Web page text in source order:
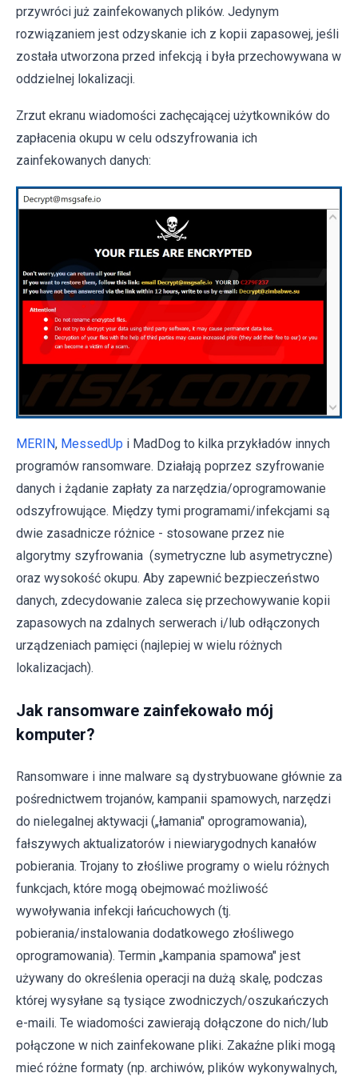
przywróci już zainfekowanych plików. Jedynym
rozwiązaniem jest odzyskanie ich z kopii zapasowej, jeśli
została utworzona przed infekcją i była przechowywana w
oddzielnej lokalizacji.
Zrzut ekranu wiadomości zachęcającej użytkowników do
zapłacenia okupu w celu odszyfrowania ich
zainfekowanych danych:
MERIN, MessedUp i MadDog to kilka przykładów innych
programów ransomware. Działają poprzez szyfrowanie
danych i żądanie zapłaty za narzędzia/oprogramowanie
odszyfrowujące. Między tymi programami/infekcjami są
dwie zasadnicze różnice - stosowane przez nie
algorytmy szyfrowania (symetryczne lub asymetryczne)
oraz wysokość okupu. Aby zapewnić bezpieczeństwo
danych, zdecydowanie zaleca się przechowywanie kopii
zapasowych na zdalnych serwerach i/lub odłączonych
urządzeniach pamięci (najlepiej w wielu różnych
lokalizacjach).
Jak ransomware zainfekowało mój
komputer?
Ransomware i inne malware są dystrybuowane głównie za
pośrednictwem trojanów, kampanii spamowych, narzędzi
do nielegalnej aktywacji („łamania" oprogramowania),
fałszywych aktualizatorów i niewiarygodnych kanałów
pobierania. Trojany to złośliwe programy o wielu różnych
funkcjach, które mogą obejmować możliwość
wywoływania infekcji łańcuchowych (tj.
pobierania/instalowania dodatkowego złośliwego
oprogramowania). Termin „kampania spamowa" jest
używany do określenia operacji na dużą skalę, podczas
której wysyłane są tysiące zwodniczych/oszukańczych
e-maili. Te wiadomości zawierają dołączone do nich/lub
połączone w nich zainfekowane pliki. Zakaźne pliki mogą
mieć różne formaty (np. archiwów, plików wykonywalnych,